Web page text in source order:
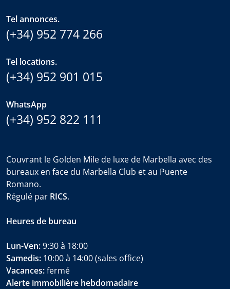
Tel annonces.
(+34) 952 774 266
Tel locations.
(+34) 952 901 015
WhatsApp
(+34) 952 822 111
Couvrant le Golden Mile de luxe de Marbella avec des
bureaux en face du Marbella Club et au Puente
Romano.
Régulé par RICS.
Heures de bureau
Lun-Ven:9:30 à 18:00
Samedis: 10:00 à 14:00 (sales office)
Vacances:fermé
Alerte immobilière hebdomadaire